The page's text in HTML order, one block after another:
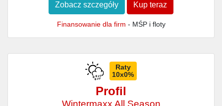
Zobacz szczegóły Kup teraz
Finansowanie dla firm - MŚP i floty
Raty
10x0%
Profil
Wintermaxx All Season